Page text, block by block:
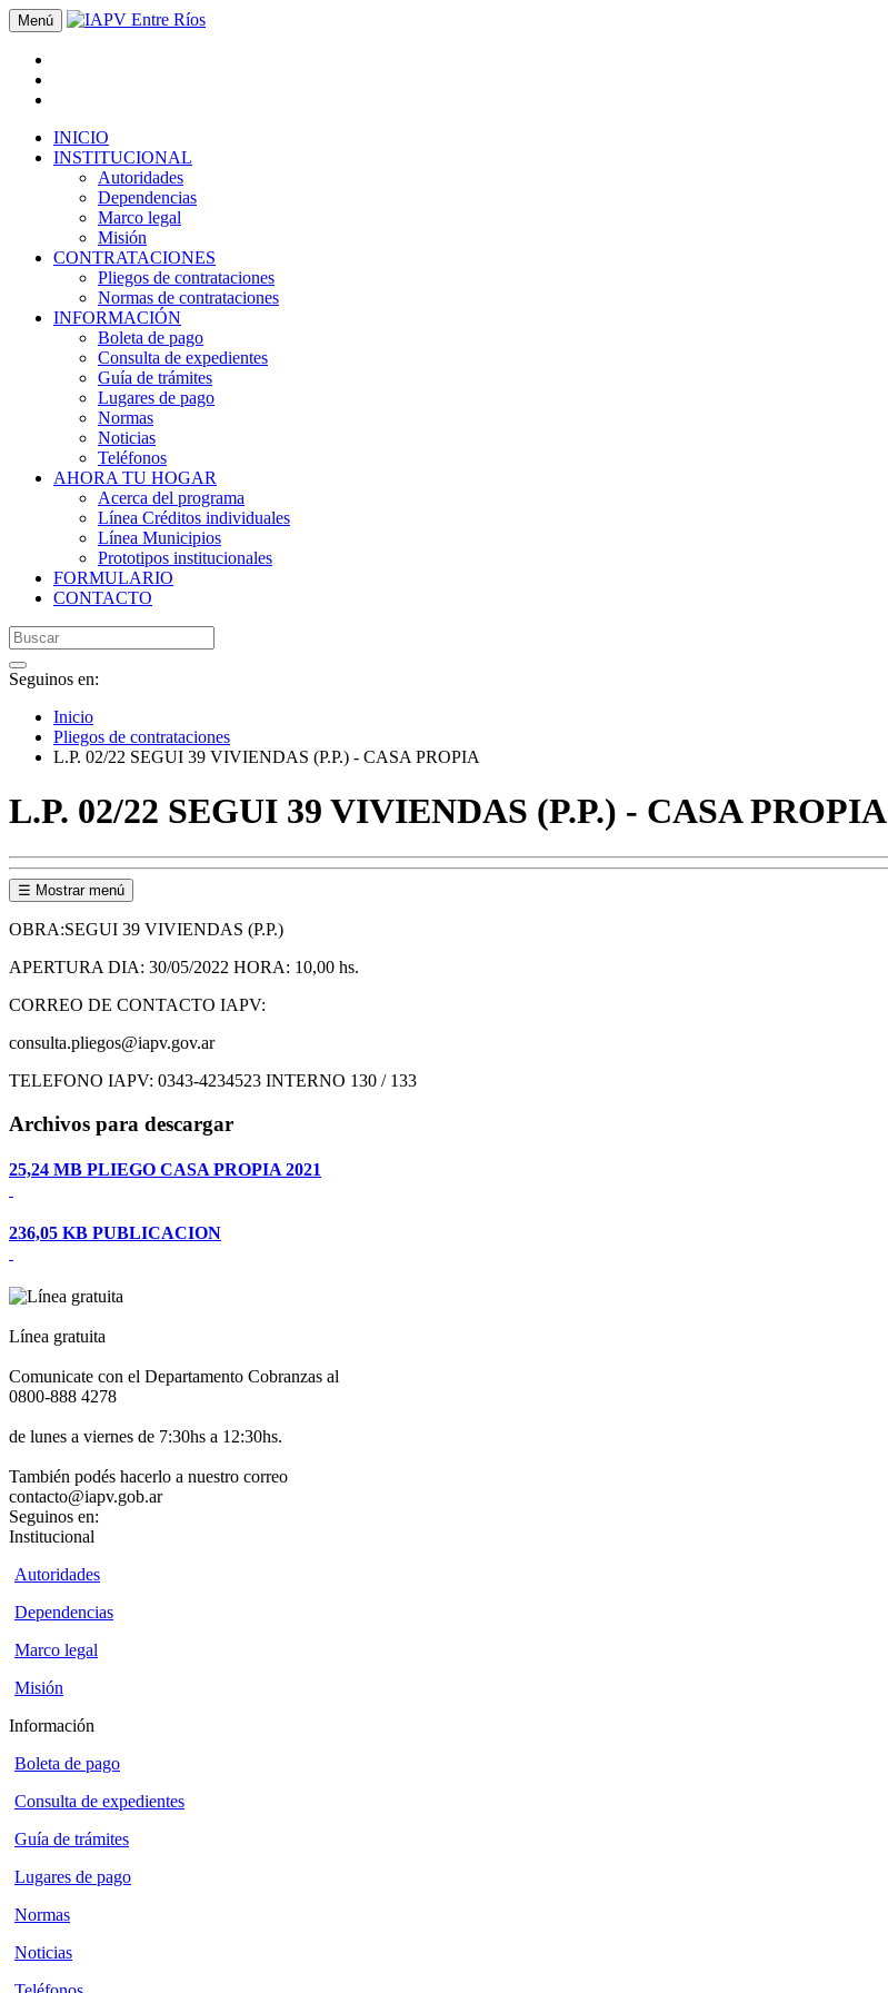
Menú
INICIO
INSTITUCIONAL
Autoridades
Dependencias
Marco legal
Misión
CONTRATACIONES
Pliegos de contrataciones
Normas de contrataciones
INFORMACIÓN
Boleta de pago
Consulta de expedientes
Guía de trámites
Lugares de pago
Normas
Noticias
Teléfonos
AHORA TU HOGAR
Acerca del programa
Línea Créditos individuales
Línea Municipios
Prototipos institucionales
FORMULARIO
CONTACTO
Seguinos en:
Inicio
Pliegos de contrataciones
L.P. 02/22 SEGUI 39 VIVIENDAS (P.P.) - CASA PROPIA
L.P. 02/22 SEGUI 39 VIVIENDAS (P.P.) - CASA PROPIA
☰ Mostrar menú
OBRA:SEGUI 39 VIVIENDAS (P.P.)
APERTURA DIA: 30/05/2022 HORA: 10,00 hs.
CORREO DE CONTACTO IAPV:
consulta.pliegos@iapv.gov.ar
TELEFONO IAPV: 0343-4234523 INTERNO 130 / 133
Archivos para descargar
25,24 MB PLIEGO CASA PROPIA 2021
236,05 KB PUBLICACION
Línea gratuita
Comunicate con el Departamento Cobranzas al
0800-888 4278
de lunes a viernes de 7:30hs a 12:30hs.
También podés hacerlo a nuestro correo
contacto@iapv.gob.ar
Seguinos en:
Institucional
Autoridades
Dependencias
Marco legal
Misión
Información
Boleta de pago
Consulta de expedientes
Guía de trámites
Lugares de pago
Normas
Noticias